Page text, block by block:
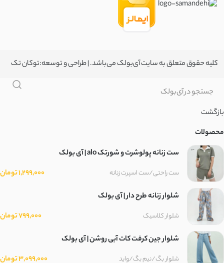
کلیه حقوق متعلق به سایت آی‌بولک می‌باشد. | طراحی و توسعه:توکان تک
بازگشت
محصولات
ست زنانه پولوشرت و شورتک alo | آی بولک
ست راحتی/ست اسپرت زنانه
1,299,000 تومان
شلوار زنانه طرح دار | آی بولک
شلوار کلاسیک
799,000 تومان
شلوار جین کرفت کات آبی روشن | آی بولک
شلوار بگ/نیم بگ/واید 3,099,000 تومان